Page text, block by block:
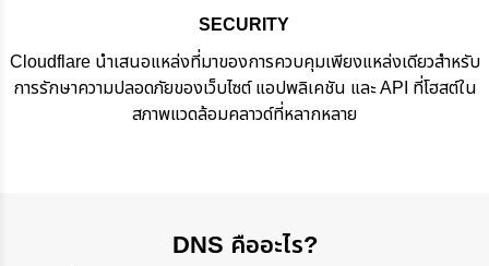
SECURITY
Cloudflare นำเสนอแหล่งที่มาของการควบคุมเพียงแหล่งเดียวสำหรับ
การรักษาความปลอดภัยของเว็บไซต์ แอปพลิเคชัน และ API ที่โฮสต์ใน
สภาพแวดล้อมคลาวด์ที่หลากหลาย
DNS คืออะไร?